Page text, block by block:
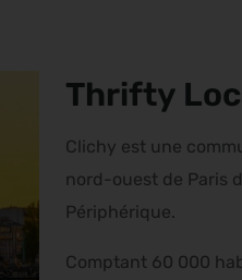
Thrifty
Clichy est une
nord-ouest de Paris
Périphérique.
Comptant 60 000